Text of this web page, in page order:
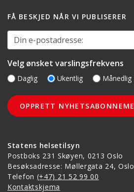
Statens helsetilsyn
Postboks 231 Skøyen, 0213 Oslo
Besøksadresse: Møllergata 24, Oslo
Telefon (+47) 21 52 99 00
Kontaktskjema
FÅ BESKJED NÅR VI PUBLISERER
Din e-postadresse:
Velg ønsket varslingsfrekvens
Daglig Ukentlig Månedlig